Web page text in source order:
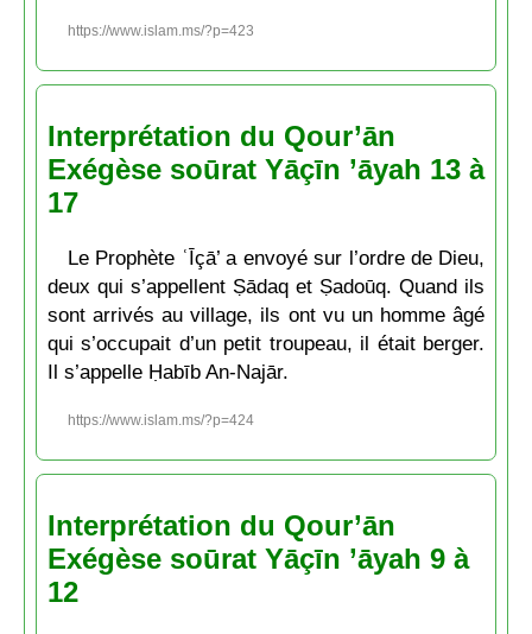
https://www.islam.ms/?p=423
Interprétation du Qour’ān
Exégèse soūrat Yāçīn ’āyah 13 à
17
Le Prophète ʿĪçā’ a envoyé sur l’ordre de Dieu,
deux qui s’appellent Ṣādaq et Ṣadoūq. Quand ils
sont arrivés au village, ils ont vu un homme âgé
qui s’occupait d’un petit troupeau, il était berger.
Il s’appelle Ḥabīb An-Najār.
https://www.islam.ms/?p=424
Interprétation du Qour’ān
Exégèse soūrat Yāçīn ’āyah 9 à
12